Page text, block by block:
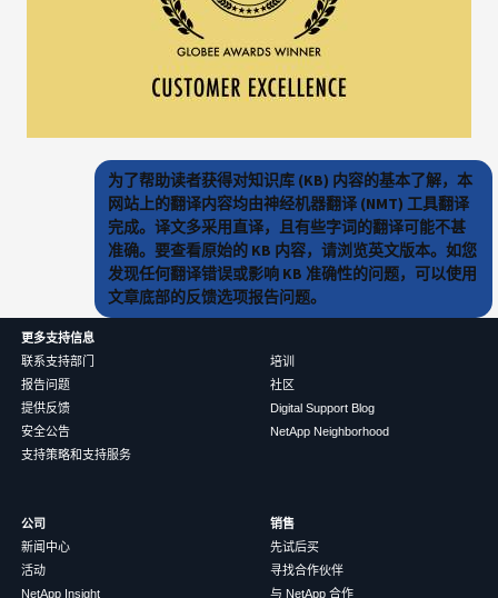
为了帮助读者获得对知识库 (KB) 内容的基本了解，本
网站上的翻译内容均由神经机器翻译 (NMT) 工具翻译
完成。译文多采用直译，且有些字词的翻译可能不甚
准确。要查看原始的 KB 内容，请浏览英文版本。如您
发现任何翻译错误或影响 KB 准确性的问题，可以使用
文章底部的反馈选项报告问题。
更多支持信息
联系支持部门
报告问题
提供反馈
安全公告
支持策略和支持服务
培训
社区
Digital Support Blog
NetApp Neighborhood
公司
新闻中心
活动
NetApp Insight
销售
先试后买
寻找合作伙伴
与 NetApp 合作